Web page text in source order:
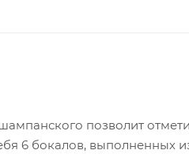
позволит
6 бокалов, выполненных